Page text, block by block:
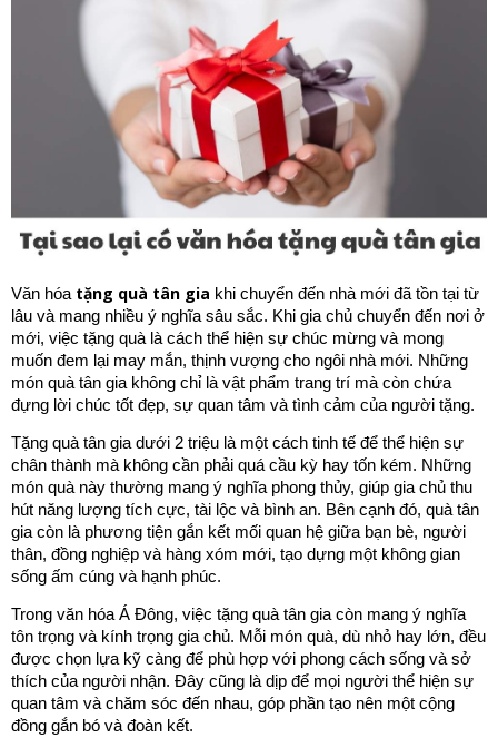
Văn hóa tặng quà tân gia khi chuyển đến nhà mới đã tồn tại từ
lâu và mang nhiều ý nghĩa sâu sắc. Khi gia chủ chuyển đến nơi ở
mới, việc tặng quà là cách thể hiện sự chúc mừng và mong
muốn đem lại may mắn, thịnh vượng cho ngôi nhà mới. Những
món quà tân gia không chỉ là vật phẩm trang trí mà còn chứa
đựng lời chúc tốt đẹp, sự quan tâm và tình cảm của người tặng.
Tặng quà tân gia dưới 2 triệu là một cách tinh tế để thể hiện sự
chân thành mà không cần phải quá cầu kỳ hay tốn kém. Những
món quà này thường mang ý nghĩa phong thủy, giúp gia chủ thu
hút năng lượng tích cực, tài lộc và bình an. Bên cạnh đó, quà tân
gia còn là phương tiện gắn kết mối quan hệ giữa bạn bè, người
thân, đồng nghiệp và hàng xóm mới, tạo dựng một không gian
sống ấm cúng và hạnh phúc.
Trong văn hóa Á Đông, việc tặng quà tân gia còn mang ý nghĩa
tôn trọng và kính trọng gia chủ. Mỗi món quà, dù nhỏ hay lớn, đều
được chọn lựa kỹ càng để phù hợp với phong cách sống và sở
thích của người nhận. Đây cũng là dịp để mọi người thể hiện sự
quan tâm và chăm sóc đến nhau, góp phần tạo nên một cộng
đồng gắn bó và đoàn kết.